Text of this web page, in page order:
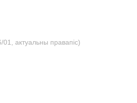
актуальны правапіс)